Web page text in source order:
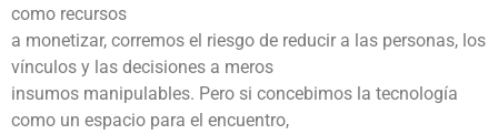
como recursos
a monetizar, corremos el riesgo de reducir a las personas, los
vínculos y las decisiones a meros
insumos manipulables. Pero si concebimos la tecnología
como un espacio para el encuentro,